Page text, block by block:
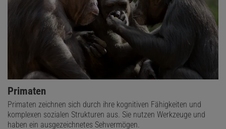
Primaten
Primaten zeichnen sich durch ihre kognitiven Fähigkeiten und
komplexen sozialen Strukturen aus. Sie nutzen Werkzeuge und
haben ein ausgezeichnetes Sehvermögen.